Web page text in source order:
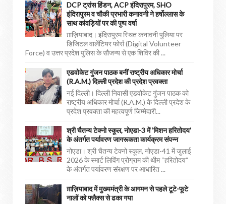
DCP ट्रांस हिंडन, ACP इंदिरापुरम, SHO
इंदिरापुरम व चौकी प्रभारी कनावनी ने हर्षोल्लास के
साथ कांवड़ियों पर की पुष्प वर्षा
ग़ाज़ियाबाद। इंदिरापुरम स्थित कनावनी पुलिया पर
डिजिटल वालेंटियर फोर्स (Digital Volunteer
Force) व उत्तर प्रदेश पुलिस के सौजन्य से एक शिविर की ...
एडवोकेट गुंजन पाठक बनीं राष्ट्रीय अधिकार मोर्चा
(R.A.M.) दिल्ली प्रदेश की प्रदेश प्रवक्ता
नई दिल्ली। दिल्ली निवासी एडवोकेट गुंजन पाठक को
राष्ट्रीय अधिकार मोर्चा (R.A.M.) के दिल्ली प्रदेश के
प्रदेश प्रवक्ता की महत्वपूर्ण जिम्मेदारी...
श्री चैतन्य टेक्नो स्कूल, नोएडा-3 में ‘मिशन हरितोदय’
के अंतर्गत पर्यावरण जागरूकता कार्यक्रम संपन्न
नोएडा। श्री चैतन्य टेक्नो स्कूल, नोएडा-41 में जुलाई
2026 के स्मार्ट लिविंग प्रोग्राम की थीम “हरितोदय”
के अंतर्गत पर्यावरण संरक्षण पर आधारित ...
ग़ाज़ियाबाद में मुख्यमंत्री के आगमन से पहले टूटे-फूटे
नालों को फ्लैक्स से ढका गया